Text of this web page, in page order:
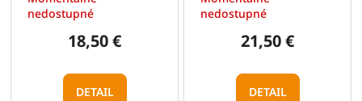
nedostupné
18,50 €
DETAIL
nedostupné
21,50 €
DETAIL